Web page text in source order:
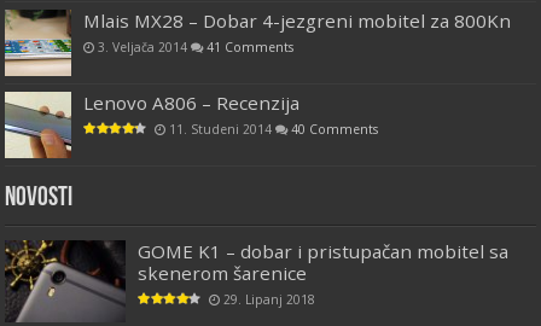
Mlais MX28 – Dobar 4-jezgreni mobitel za 800Kn
3. Veljača 2014 41 Comments
Lenovo A806 – Recenzija
11. Studeni 2014 40 Comments
Novosti
GOME K1 – dobar i pristupačan mobitel sa
skenerom šarenice
29. Lipanj 2018